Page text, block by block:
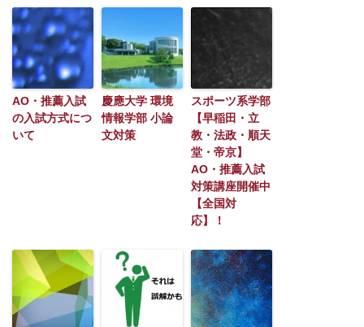
AO・推薦入試
の入試方式につ
いて
慶應大学 環境
情報学部 小論
文対策
スポーツ系学部
【早稲田・立
教・法政・順天
堂・帝京】
AO・推薦入試
対策講座開催中
【全国対
応】！